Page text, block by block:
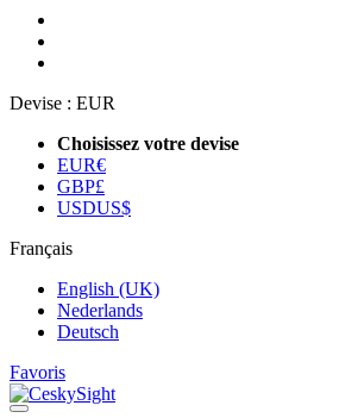
Devise : EUR
Choisissez votre devise
EUR€
GBP£
USDUS$
Français
English (UK)
Nederlands
Deutsch
Favoris